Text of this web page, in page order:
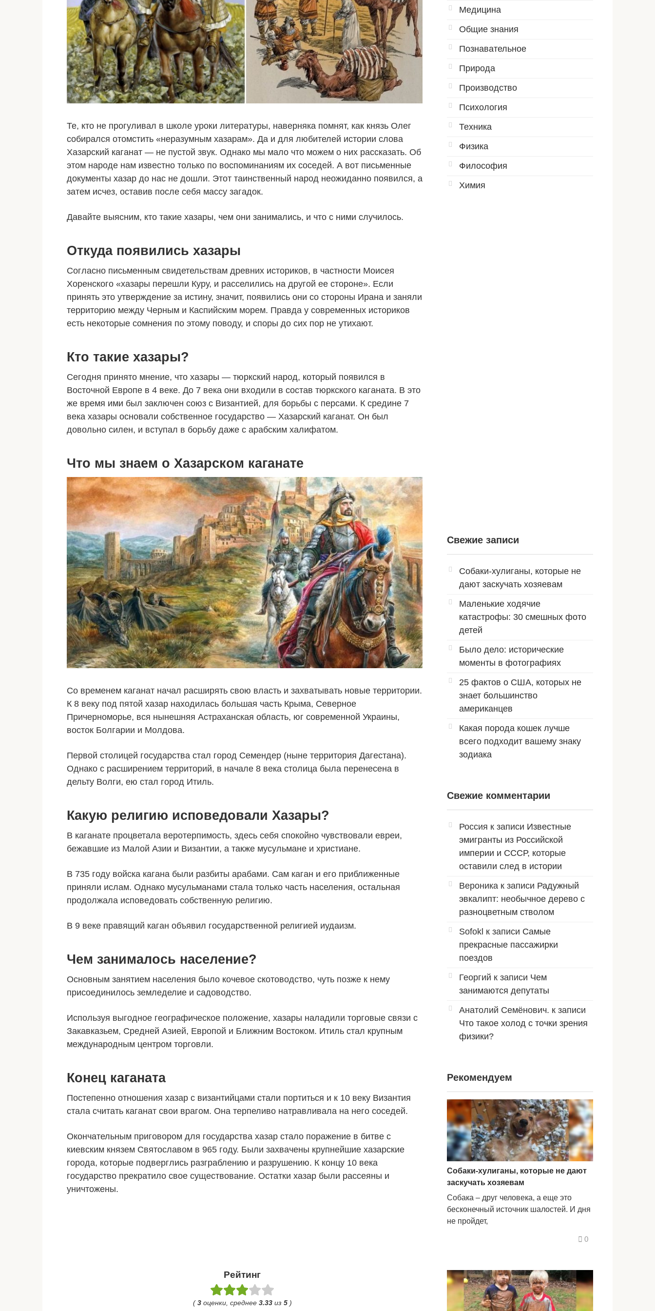
Те, кто не прогуливал в школе уроки литературы, наверняка помнят, как князь Олег
собирался отомстить «неразумным хазарам». Да и для любителей истории слова
Хазарский каганат — не пустой звук. Однако мы мало что можем о них рассказать. Об
этом народе нам известно только по воспоминаниям их соседей. А вот письменные
документы хазар до нас не дошли. Этот таинственный народ неожиданно появился, а
затем исчез, оставив после себя массу загадок.
Давайте выясним, кто такие хазары, чем они занимались, и что с ними случилось.
Откуда появились хазары
Согласно письменным свидетельствам древних историков, в частности Моисея
Хоренского «хазары перешли Куру, и расселились на другой ее стороне». Если
принять это утверждение за истину, значит, появились они со стороны Ирана и заняли
территорию между Черным и Каспийским морем. Правда у современных историков
есть некоторые сомнения по этому поводу, и споры до сих пор не утихают.
Кто такие хазары?
Сегодня принято мнение, что хазары — тюркский народ, который появился в
Восточной Европе в 4 веке. До 7 века они входили в состав тюркского каганата. В это
же время ими был заключен союз с Византией, для борьбы с персами. К средине 7
века хазары основали собственное государство — Хазарский каганат. Он был
довольно силен, и вступал в борьбу даже с арабским халифатом.
Что мы знаем о Хазарском каганате
Со временем каганат начал расширять свою власть и захватывать новые территории.
К 8 веку под пятой хазар находилась большая часть Крыма, Северное
Причерноморье, вся нынешняя Астраханская область, юг современной Украины,
восток Болгарии и Молдова.
Первой столицей государства стал город Семендер (ныне территория Дагестана).
Однако с расширением территорий, в начале 8 века столица была перенесена в
дельту Волги, ею стал город Итиль.
Какую религию исповедовали Хазары?
В каганате процветала веротерпимость, здесь себя спокойно чувствовали евреи,
бежавшие из Малой Азии и Византии, а также мусульмане и христиане.
В 735 году войска кагана были разбиты арабами. Сам каган и его приближенные
приняли ислам. Однако мусульманами стала только часть населения, остальная
продолжала исповедовать собственную религию.
В 9 веке правящий каган объявил государственной религией иудаизм.
Чем занималось население?
Основным занятием населения было кочевое скотоводство, чуть позже к нему
присоединилось земледелие и садоводство.
Используя выгодное географическое положение, хазары наладили торговые связи с
Закавказьем, Средней Азией, Европой и Ближним Востоком. Итиль стал крупным
международным центром торговли.
Конец каганата
Постепенно отношения хазар с византийцами стали портиться и к 10 веку Византия
стала считать каганат свои врагом. Она терпеливо натравливала на него соседей.
Окончательным приговором для государства хазар стало поражение в битве с
киевским князем Святославом в 965 году. Были захвачены крупнейшие хазарские
города, которые подверглись разграблению и разрушению. К концу 10 века
государство прекратило свое существование. Остатки хазар были рассеяны и
уничтожены.
Рейтинг
(3оценки, среднее 3.33из 5)
Медицина
Общие знания
Познавательное
Природа
Производство
Психология
Техника
Физика
Философия
Химия
Свежие записи
Собаки-хулиганы, которые не
дают заскучать хозяевам
Маленькие ходячие
катастрофы: 30 смешных фото
детей
Было дело: исторические
моменты в фотографиях
25 фактов о США, которых не
знает большинство
американцев
Какая порода кошек лучше
всего подходит вашему знаку
зодиака
Свежие комментарии
Россия к записи Известные
эмигранты из Российской
империи и СССР, которые
оставили след в истории
Вероника к записи Радужный
эвкалипт: необычное дерево с
разноцветным стволом
Sofokl к записи Самые
прекрасные пассажирки
поездов
Георгий к записи Чем
занимаются депутаты
Анатолий Семёнович. к записи
Что такое холод с точки зрения
физики?
Рекомендуем
Собаки-хулиганы, которые не дают
заскучать хозяевам
Собака – друг человека, а еще это
бесконечный источник шалостей. И дня
не пройдет,
0